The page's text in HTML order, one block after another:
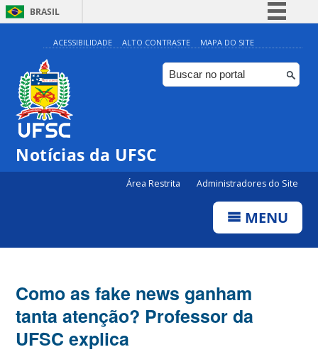
BRASIL
Simplifique!
Comunica BR
Participe
ACESSIBILIDADE ALTO CONTRASTE MAPA DO SITE
Notícias da UFSC
Área Restrita Administradores do Site
MENU
Como as fake news ganham
tanta atenção? Professor da
UFSC explica